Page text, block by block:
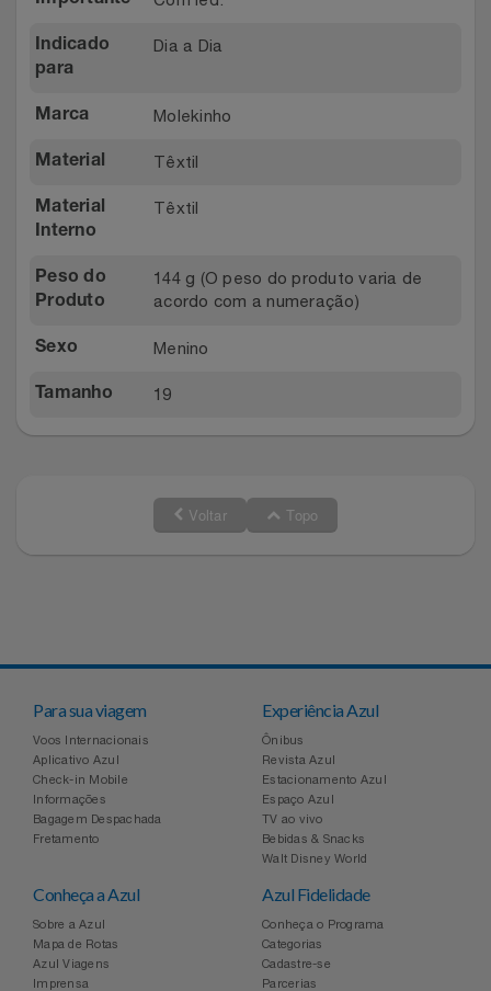
Saúde E Bem-Estar
The Bar
Tramontina
Weconnect
Indicado
para
Dia a Dia
Marca Molekinho
Material Têxtil
Material
Interno
Têxtil
Peso do
Produto
144 g (O peso do produto varia de
acordo com a numeração)
Sexo Menino
Tamanho 19
Voltar Topo
Para sua viagem
Voos Internacionais
Aplicativo Azul
Check-in Mobile
Informações
Bagagem Despachada
Fretamento
Experiência Azul
Ônibus
Revista Azul
Estacionamento Azul
Espaço Azul
TV ao vivo
Bebidas & Snacks
Walt Disney World
Conheça a Azul
Sobre a Azul
Mapa de Rotas
Azul Viagens
Imprensa
Azul Fidelidade
Conheça o Programa
Categorias
Cadastre-se
Parcerias